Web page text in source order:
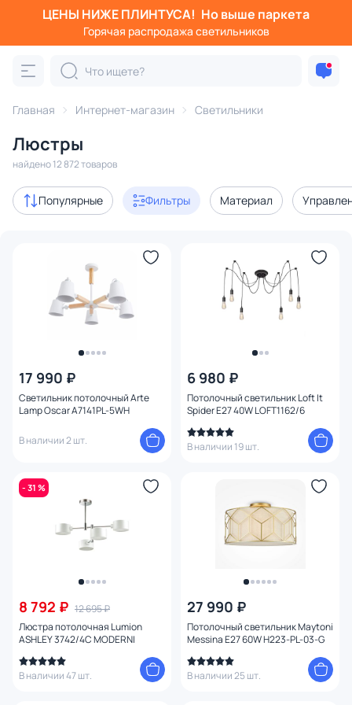
ЦЕНЫ НИЖЕ ПЛИНТУСА! Но выше паркета
Горячая распродажа светильников
Главная Интернет-магазин Светильники
Люстры
найдено 12 872 товаров
Популярные Фильтры Материал
17 990 ₽
Светильник потолочный Arte
Lamp Oscar A7141PL-5WH
В наличии 2 шт.
6 980 ₽
Потолочный светильник Loft It
Spider E27 40W LOFT1162/6
В наличии 19 шт.
- 31 %
8 792 ₽ 12 695 ₽
Люстра потолочная Lumion
ASHLEY 3742/4C MODERNI
В наличии 47 шт.
27 990 ₽
Потолочный светильник Maytoni
Messina E27 60W H223-PL-03-G
В наличии 25 шт.
Фильтры
Категория: Люстры
подвесные потолочные светодиодные
Акции 1437
с 3D-моделями 1525
В наличии 9298
Доставка
От До
Цвет
Материал арматуры